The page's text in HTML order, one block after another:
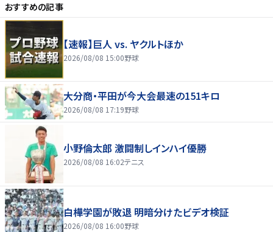
おすすめの記事
【速報】巨人 vs. ヤクルトほか
2026/08/08 15:00野球
大分商・平田が今大会最速の151キロ
2026/08/08 17:19野球
小野倫太郎 激闘制しインハイ優勝
2026/08/08 16:02テニス
白樺学園が敗退 明暗分けたビデオ検証
2026/08/08 16:00野球